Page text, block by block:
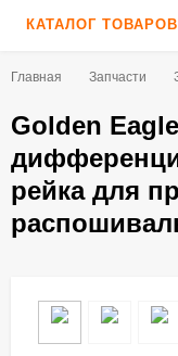
КАТАЛОГ ТОВАРОВ
Главная Запчасти
Golden
рейка для